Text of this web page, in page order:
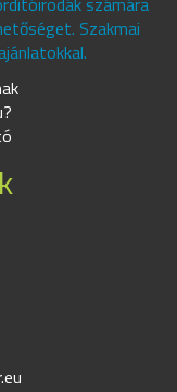
Szakmai